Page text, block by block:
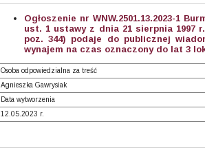
Ogłoszenie nr WNW.2501.13.2023-1
ust. 1 ustawy z dnia 21 sierpnia 1997
poz. 344) podaje do publicznej
wynajem na czas oznaczony do lat 3
Osoba odpowiedzialna za treść
Agnieszka Gawrysiak
Data wytworzenia
12.05.2023 r.